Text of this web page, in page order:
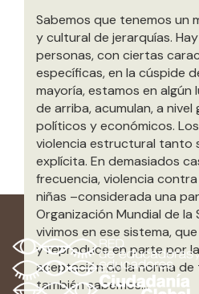
Sabemos que tenemos un
y cultural de jerarquías.
personas, con ciertas
específicas, en la cúspide
mayoría, estamos en algún
de arriba, acumulan, a
políticos y económicos.
violencia estructural tanto
explícita. En demasiados
frecuencia, violencia contra
niñas –considerada una
Organización Mundial de la
vivimos en ese sistema,
y reproduce en parte por
aceptación de la norma de
también sabemos...